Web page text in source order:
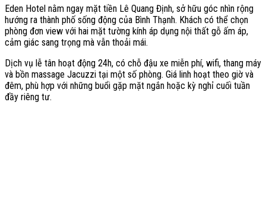
Eden Hotel nằm ngay mặt tiền Lê Quang Định, sở hữu góc nhìn rộng
hướng ra thành phố sống động của Bình Thạnh. Khách có thể chọn
phòng đơn view với hai mặt tường kính áp dụng nội thất gỗ ấm áp,
cảm giác sang trọng mà vẫn thoải mái.
Dịch vụ lễ tân hoạt động 24h, có chỗ đậu xe miễn phí, wifi, thang máy
và bồn massage Jacuzzi tại một số phòng. Giá linh hoạt theo giờ và
đêm, phù hợp với những buổi gặp mặt ngắn hoặc kỳ nghỉ cuối tuần
đầy riêng tư.